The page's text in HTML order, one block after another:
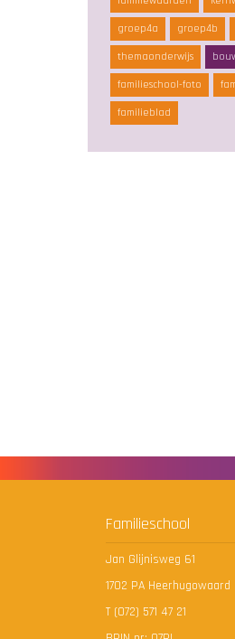
groep4a groep4b
themaonderwijs
familieschool-foto
familieblad
Familieschool
Jan Glijnisweg 61
1702 PA Heerhugowaard
T (072) 571 47 21